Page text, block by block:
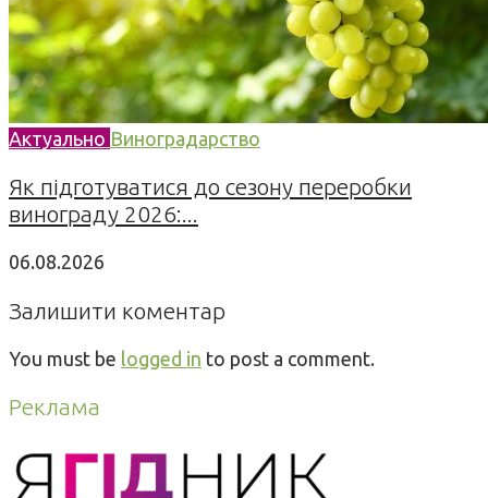
Актуально Виноградарство
Як підготуватися до сезону переробки
винограду 2026:...
06.08.2026
Залишити коментар
You must be logged in to post a comment.
Реклама